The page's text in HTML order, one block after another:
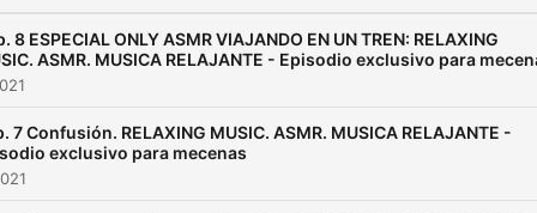
8 ESPECIAL ONLY ASMR VIAJANDO EN UN TREN: RELAXING
ASMR. MUSICA RELAJANTE - Episodio exclusivo para
7 Confusión. RELAXING MUSIC. ASMR. MUSICA RELAJANTE -
exclusivo para mecenas